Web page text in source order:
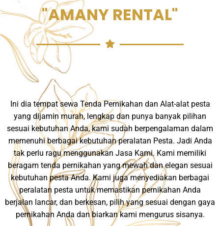
"AMANY RENTAL"
Ini dia tempat sewa Tenda Pernikahan dan Alat-alat pesta
yang dijamin murah, lengkap dan punya banyak pilihan
sesuai kebutuhan Anda, kami sudah berpengalaman dalam
memenuhi berbagai kebutuhan peralatan Pesta. Jadi Anda
tak perlu ragu menggunakan Jasa Kami. Kami memiliki
beragam tenda pernikahan yang mewah dan elegan sesuai
kebutuhan pesta Anda. Kami juga menyediakan berbagai
peralatan pesta untuk memastikan pernikahan Anda
berjalan lancar, dan berkesan, pilih yang sesuai dengan gaya
pernikahan Anda dan biarkan kami mengurus sisanya.